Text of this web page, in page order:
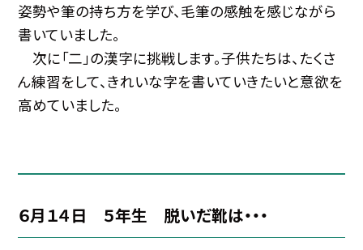
姿勢や筆の持ち方を学び、毛筆の感触を感じながら
書いていました。
次に「二」の漢字に挑戦します。子供たちは、たくさ
ん練習をして、きれいな字を書いていきたいと意欲を
高めていました。
６月１４日 ５年生 脱いだ靴は・・・